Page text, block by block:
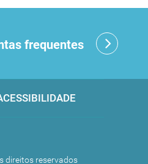
frequentes
direitos reservados